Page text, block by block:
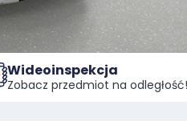
Wideoinspekcja
Zobacz przedmiot na odległość!